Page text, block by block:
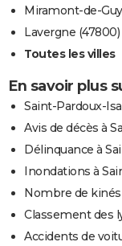
Miramont-de-
Lavergne (47800)
Toutes les villes
En savoir plus
Saint-Pardoux-
Avis de décès à
Délinquance à
Inondations à
Nombre de kinés
Classement des
Accidents de